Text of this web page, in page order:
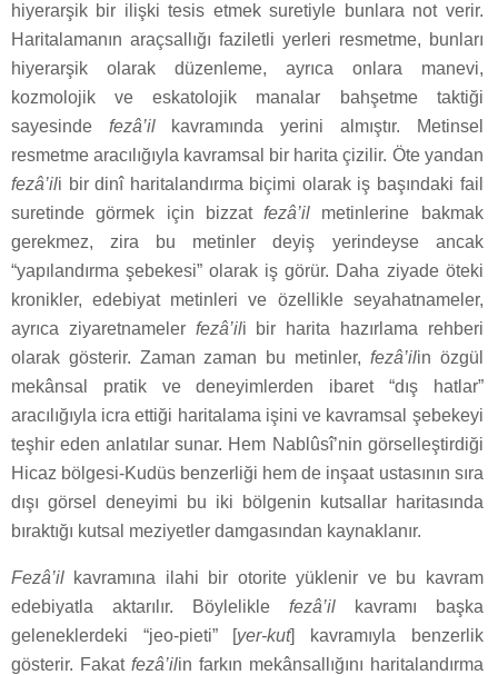
hiyerarşik bir ilişki tesis etmek suretiyle bunlara not verir.
Haritalamanın araçsallığı faziletli yerleri resmetme, bunları
hiyerarşik olarak düzenleme, ayrıca onlara manevi,
kozmolojik ve eskatolojik manalar bahşetme taktiği
sayesinde fezâ’ilkavramında yerini almıştır. Metinsel
resmetme aracılığıyla kavramsal bir harita çizilir. Öte yandan
fezâ’ili bir dinî haritalandırma biçimi olarak iş başındaki fail
suretinde görmek için bizzatfezâ’il metinlerine bakmak
gerekmez, zira bu metinler deyiş yerindeyse ancak
“yapılandırma şebekesi” olarak iş görür. Daha ziyade öteki
kronikler, edebiyat metinleri ve özellikle seyahatnameler,
ayrıca ziyaretnameler fezâ’ili bir harita hazırlama rehberi
olarak gösterir. Zaman zaman bu metinler, fezâ’ilin özgül
mekânsal pratik ve deneyimlerden ibaret “dış hatlar”
aracılığıyla icra ettiği haritalama işini ve kavramsal şebekeyi
teşhir eden anlatılar sunar. Hem Nablûsî’nin görselleştirdiği
Hicaz bölgesi-Kudüs benzerliği hem de inşaat ustasının sıra
dışı görsel deneyimi bu iki bölgenin kutsallar haritasında
bıraktığı kutsal meziyetler damgasından kaynaklanır.
Fezâ’il kavramına ilahi bir otorite yüklenir ve bu kavram
edebiyatla aktarılır. Böylelikle fezâ’ilkavramı başka
geleneklerdeki “jeo-pieti” [yer-kut] kavramıyla benzerlik
gösterir. Fakat fezâ’ilin farkın mekânsallığını haritalandırma